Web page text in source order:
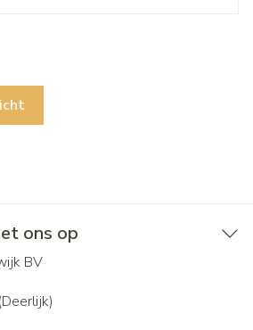
ons op
BV